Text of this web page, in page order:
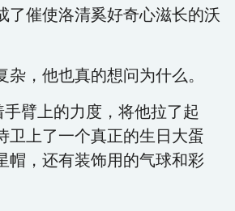
了催使洛清奚好奇心滋长的沃
杂，他也真的想问为什么。
手臂上的力度，将他拉了起
卫上了一个真正的生日大蛋
帽，还有装饰用的气球和彩